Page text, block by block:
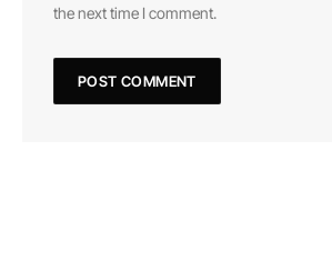
the next time I comment.